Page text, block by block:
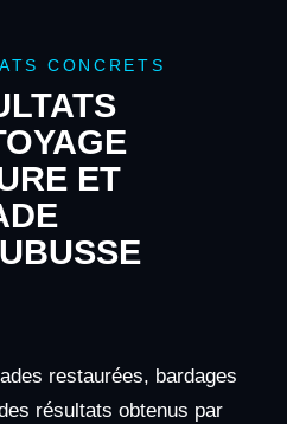
CONCRETS
ET
restaurées, bardages
résultats obtenus par